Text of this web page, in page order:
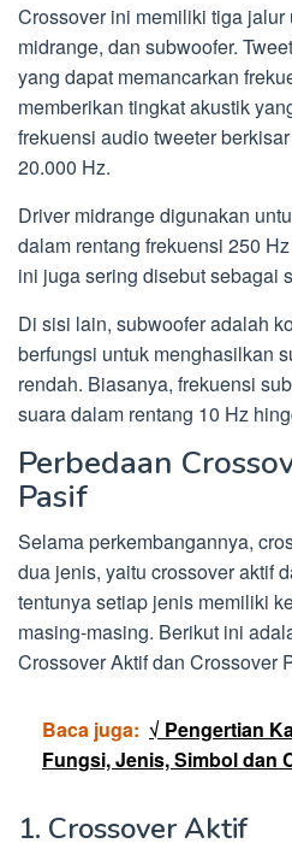
Crossover ini memiliki tiga jalur
midrange, dan subwoofer.
yang dapat memancarkan
memberikan tingkat akustik
frekuensi audio tweeter
20.000 Hz.
Driver midrange digunakan
dalam rentang frekuensi 250
ini juga sering disebut sebagai
Di sisi lain, subwoofer adalah
berfungsi untuk menghasilkan
rendah. Biasanya, frekuensi
suara dalam rentang 10 Hz
Perbedaan
Pasif
Selama perkembangannya,
dua jenis, yaitu crossover aktif
tentunya setiap jenis memiliki
masing-masing. Berikut ini
Crossover Aktif dan Crossover
Baca juga: √ Pengertian
Fungsi, Jenis, Simbol dan
1. Crossover Aktif